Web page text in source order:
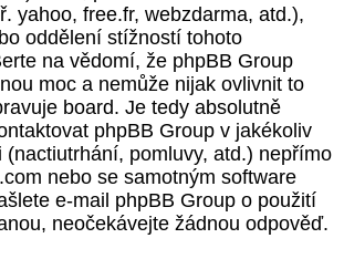
yahoo, free.fr, webzdarma, atd.),
oddělení stížností tohoto
na vědomí, že phpBB Group
moc a nemůže nijak ovlivnit to
board. Je tedy absolutně
phpBB Group v jakékoliv
(nactiutrhání, pomluvy, atd.) nepřímo
nebo se samotným software
e-mail phpBB Group o použití
neočekávejte žádnou odpověď.